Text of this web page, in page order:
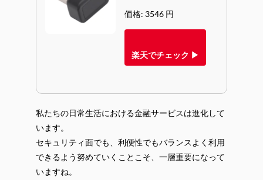
価格: 3546 円
楽天でチェック ▶
私たちの日常生活における金融サービスは進化して
います。
セキュリティ面でも、利便性でもバランスよく利用
できるよう努めていくことこそ、一層重要になって
いますね。